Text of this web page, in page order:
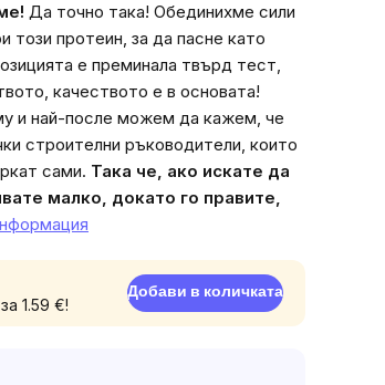
Да точно така! Обединихме сили
този протеин, за да пасне като
е преминала твърд тест,
качеството е в основата!
и най-после можем да кажем, че
строителни ръководители, които
сами. Така че, ако искате да
малко, докато го правите,
1.59 €!
Добави в количката